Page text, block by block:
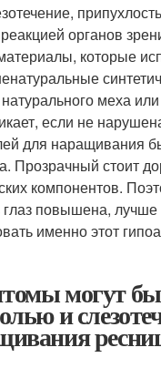
органов
которые
меха
если не
для наращивания
Прозрачный стоит
компонентов.
глаз повышена,
именно этот
могут
и